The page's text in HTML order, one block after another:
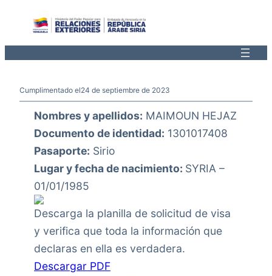
Cumplimentado el24 de septiembre de 2023
Nombres y apellidos: MAIMOUN HEJAZ
Documento de identidad: 1301017408
Pasaporte: Sirio
Lugar y fecha de nacimiento: SYRIA –
01/01/1985
Descarga la planilla de solicitud de visa
y verifica que toda la información que
declaras en ella es verdadera.
Descargar PDF